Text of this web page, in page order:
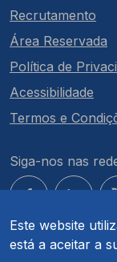
Este website
está a aceitar a
Recrutamento
Área Reservada
Política de
Acessibilidade
Termos e
Siga-nos nas